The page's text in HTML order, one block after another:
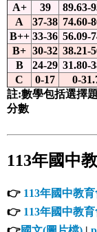
A+
39 89.63-
A
37-38 74.60-
B++ 33-36 56.09-
B+ 30-32 38.21-
B
24-29 31.80-
C
0-17 0-
註:數學包括選擇
分數
113年國中
👉 113年國中教
👉 113年國中教